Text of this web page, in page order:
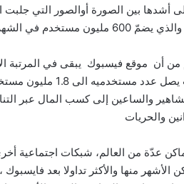
أشدها بين الصورة أوالصور التي جلبت
الأكثر استخدامًا في أكثر من سبعين دولة.
أن موقع فيسبوك يبقى في المرتبة
العالم، حيث
والساعين إلى كسب المال عبر
والحريات
عدّة من العالم، شبكات اجتماعية
الأشهر منها والأكثر تداولا بعد